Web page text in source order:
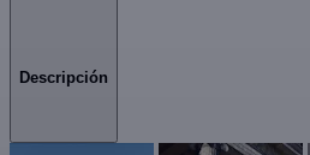
Descripción